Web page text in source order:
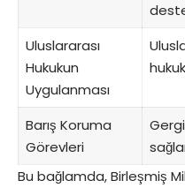
Uluslararası
Hukukun
Uygulanması
Barış Koruma
Görevleri
Bu bağlamda, Birleşmiş